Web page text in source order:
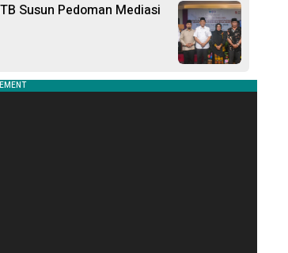
Susun Pedoman Mediasi